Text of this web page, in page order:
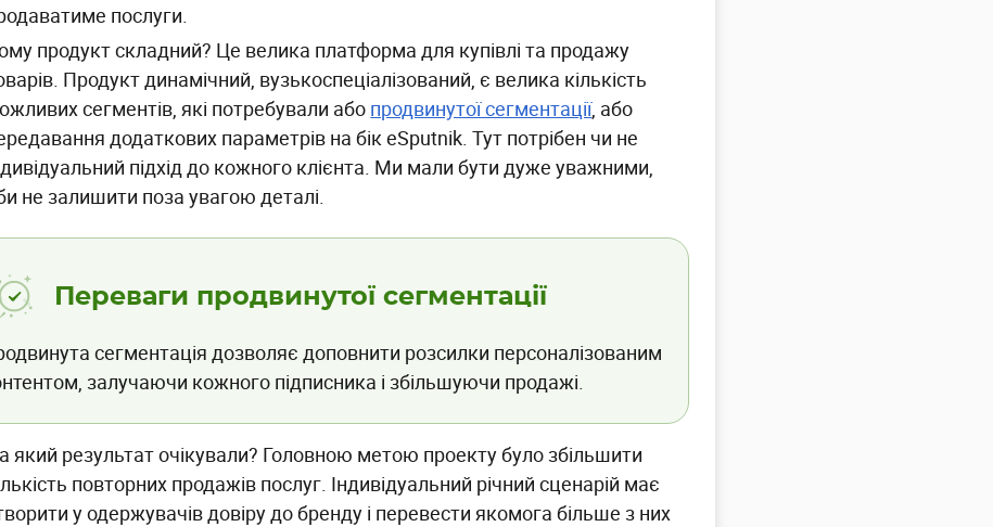
послуги.
продукт складний? Це велика платформа для купівлі та продажу
Продукт динамічний, вузькоспеціалізований, є велика кількість
сегментів, які потребували або продвинутої сегментації, або
додаткових параметрів на бік eSputnik. Тут потрібен чи не
підхід до кожного клієнта. Ми мали бути дуже уважними,
не залишити поза увагою деталі.
Переваги продвинутої сегментації
сегментація дозволяє доповнити розсилки персоналізованим
залучаючи кожного підписника і збільшуючи продажі.
який результат очікували? Головною метою проекту було збільшити
повторних продажів послуг. Індивідуальний річний сценарій має
у одержувачів довіру до бренду і перевести якомога більше з них